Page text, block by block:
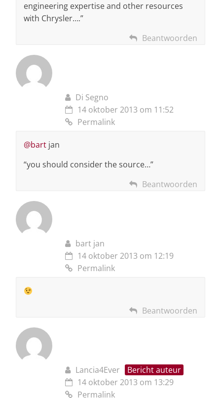
engineering expertise and other resources
with Chrysler….”
Beantwoorden
Di Segno
14 oktober 2013 om 11:52
Permalink
@bart jan
“you should consider the source…”
Beantwoorden
bart jan
14 oktober 2013 om 12:19
Permalink
Beantwoorden
Lancia4Ever
Bericht auteur
14 oktober 2013 om 13:29
Permalink